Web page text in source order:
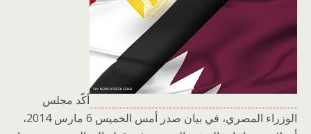
أكّد مجلس
الوزراء المصري، في بيان صدر أمس الخميس 6 مارس 2014،